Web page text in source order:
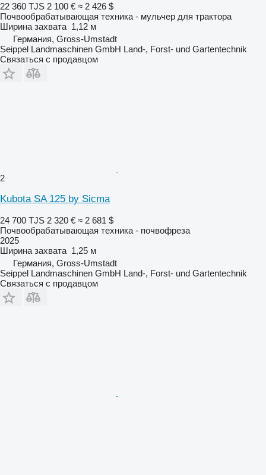
22 360 TJS 2 100 € ≈ 2 426 $
Почвообрабатывающая техника - мульчер для трактора
Ширина захвата 1,12 м
Германия, Gross-Umstadt
Seippel Landmaschinen GmbH Land-, Forst- und Gartentechnik
Связаться с продавцом
2
Kubota SA 125 by Sicma
24 700 TJS 2 320 € ≈ 2 681 $
Почвообрабатывающая техника - почвофреза
2025
Ширина захвата 1,25 м
Германия, Gross-Umstadt
Seippel Landmaschinen GmbH Land-, Forst- und Gartentechnik
Связаться с продавцом